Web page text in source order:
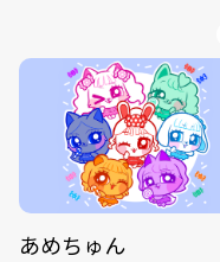
あめちゅん